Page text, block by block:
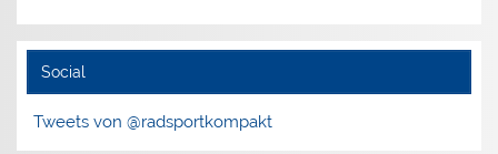
Social
Tweets von @radsportkompakt